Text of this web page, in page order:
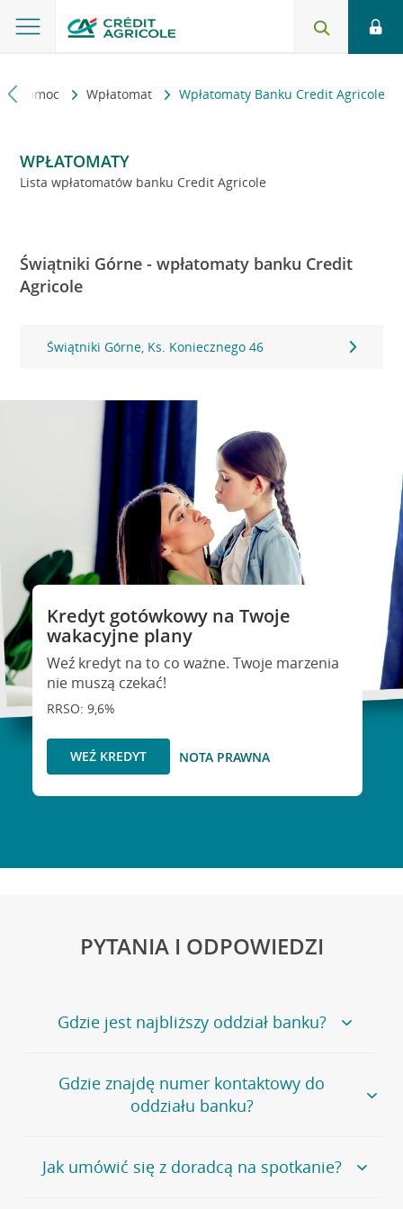
i pomoc Wpłatomat Wpłatomaty Banku Credit Agricole
WPŁATOMATY
Lista wpłatomatów banku Credit Agricole
Świątniki Górne - wpłatomaty banku Credit
Agricole
Świątniki Górne, Ks. Koniecznego 46
Kredyt gotówkowy na Twoje
wakacyjne plany
Weź kredyt na to co ważne. Twoje marzenia
nie muszą czekać!
RRSO: 9,6%
WEŹ KREDYT NOTA PRAWNA
PYTANIA I ODPOWIEDZI
Gdzie jest najbliższy oddział banku?
Jeśli szukasz oddziału naszego banku, zapraszamy na
stronęPlacówki i bankomaty, na której znajduje się
wygodna wyszukiwarka.
oddziałów
Gdzie znajdę numer kontaktowy do
oddziału banku?
Bank Credit Agricole nie udostępnia ogólnego numeru
telefonu do placówki bankowej.
Jak umówić się z doradcą na spotkanie?